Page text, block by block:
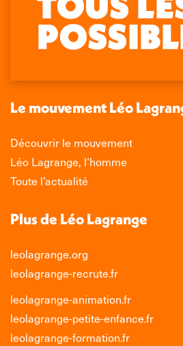
Facebook
s'ouvre
une
fenêtre
page
X
s'ouvre
une
fenêtre
page
LinkedIn
s'ouvre
une
fenêtre
page
Instagram
s'ouvre
une
nouvelle
fenêtre
Le mouvement Léo
Découvrir le mouvement
Léo Lagrange, l’homme
Toute l’actualité
Plus de Léo Lagrange
leolagrange.org
leolagrange-recrute.fr
leolagrange-animation.fr
leolagrange-petite-enfance.fr
leolagrange-formation.fr